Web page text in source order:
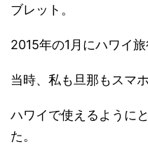
ブレット。
2015年の1月にハワイ
当時、私も旦那もスマ
ハワイで使えるように
た。